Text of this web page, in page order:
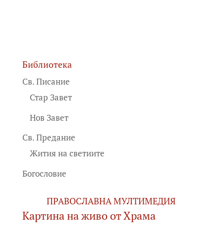
Библиотека
Св. Писание
Стар Завет
Нов Завет
Св. Предание
Жития на светиите
Богословие
ПРАВОСЛАВНА МУЛТИМЕДИЯ
Картина на живо от Храма